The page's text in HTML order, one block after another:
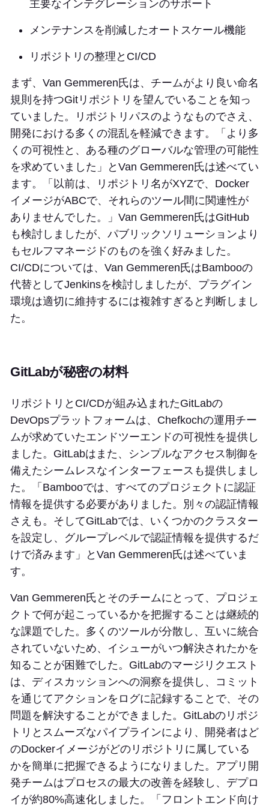
主要なインテグレーションのサポート
メンテナンスを削減したオートスケール機能
リポジトリの整理とCI/CD
まず、Van Gemmeren氏は、チームがより良い命名
規則を持つGitリポジトリを望んでいることを知っ
ていました。リポジトリパスのようなものでさえ、
開発における多くの混乱を軽減できます。「より多
くの可視性と、ある種のグローバルな管理の可能性
を求めていました」とVan Gemmeren氏は述べてい
ます。「以前は、リポジトリ名がXYZで、Docker
イメージがABCで、それらのツール間に関連性が
ありませんでした。」Van Gemmeren氏はGitHub
も検討しましたが、パブリックソリューションより
もセルフマネージドのものを強く好みました。
CI/CDについては、Van Gemmeren氏はBambooの
代替としてJenkinsを検討しましたが、プラグイン
環境は適切に維持するには複雑すぎると判断しまし
た。
GitLabが秘密の材料
リポジトリとCI/CDが組み込まれたGitLabの
DevOpsプラットフォームは、Chefkochの運用チー
ムが求めていたエンドツーエンドの可視性を提供し
ました。GitLabはまた、シンプルなアクセス制御を
備えたシームレスなインターフェースも提供しまし
た。「Bambooでは、すべてのプロジェクトに認証
情報を提供する必要がありました。別々の認証情報
さえも。そしてGitLabでは、いくつかのクラスター
を設定し、グループレベルで認証情報を提供するだ
けで済みます」とVan Gemmeren氏は述べていま
す。
Van Gemmeren氏とそのチームにとって、プロジェ
クトで何が起こっているかを把握することは継続的
な課題でした。多くのツールが分散し、互いに統合
されていないため、イシューがいつ解決されたかを
知ることが困難でした。GitLabのマージリクエスト
は、ディスカッションへの洞察を提供し、コミット
を通じてアクションをログに記録することで、その
問題を解決することができました。GitLabのリポジ
トリとスムーズなパイプラインにより、開発者はど
のDockerイメージがどのリポジトリに属している
かを簡単に把握できるようになりました。アプリ開
発チームはプロセスの最大の改善を経験し、デプロ
イが約80%高速化しました。「フロントエンド向け